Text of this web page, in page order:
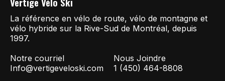
La référence en vélo de route, vélo de montagne et
vélo hybride sur la Rive-Sud de Montréal, depuis
1997.
Notre courriel
Info@vertigeveloski.com
Nous Joindre
1 (450) 464-8808